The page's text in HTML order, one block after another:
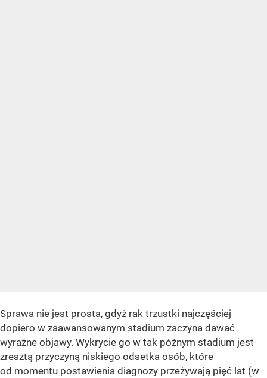
Sprawa nie jest prosta, gdyż rak trzustki najczęściej
dopiero w zaawansowanym stadium zaczyna dawać
wyraźne objawy. Wykrycie go w tak późnym stadium jest
zresztą przyczyną niskiego odsetka osób, które
od momentu postawienia diagnozy przeżywają pięć lat (w